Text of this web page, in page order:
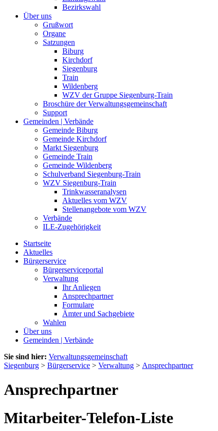
Bezirkswahl
Über uns
Grußwort
Organe
Satzungen
Biburg
Kirchdorf
Siegenburg
Train
Wildenberg
WZV der Gruppe Siegenburg-Train
Broschüre der Verwaltungsgemeinschaft
Support
Gemeinden | Verbände
Gemeinde Biburg
Gemeinde Kirchdorf
Markt Siegenburg
Gemeinde Train
Gemeinde Wildenberg
Schulverband Siegenburg-Train
WZV Siegenburg-Train
Trinkwasseranalysen
Aktuelles vom WZV
Stellenangebote vom WZV
Verbände
ILE-Zugehörigkeit
Startseite
Aktuelles
Bürgerservice
Bürgerserviceportal
Verwaltung
Ihr Anliegen
Ansprechpartner
Formulare
Ämter und Sachgebiete
Wahlen
Über uns
Gemeinden | Verbände
Sie sind hier: Verwaltungsgemeinschaft
Siegenburg > Bürgerservice > Verwaltung > Ansprechpartner
Ansprechpartner
Mitarbeiter-Telefon-Liste